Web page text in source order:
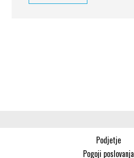
Podjetje
Pogoji poslovanja